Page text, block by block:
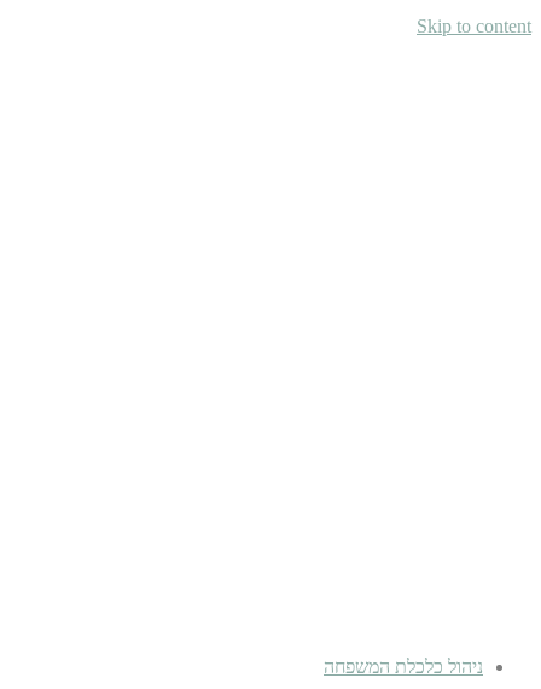
Skip to content
ניהול כלכלת המשפחה